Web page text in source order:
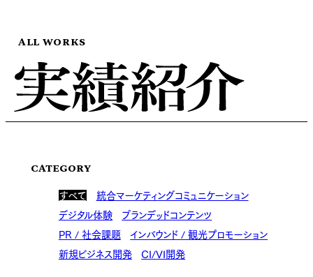
ALL WORKS
CATEGORY
すべて
統合マーケティングコミュニケーション
デジタル体験
ブランデッドコンテンツ
PR / 社会課題 インバウンド / 観光プロモーション
新規ビジネス開発 CI/VI開発